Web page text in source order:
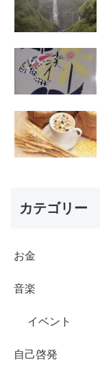
カテゴリー
お金
音楽
イベント
自己啓発